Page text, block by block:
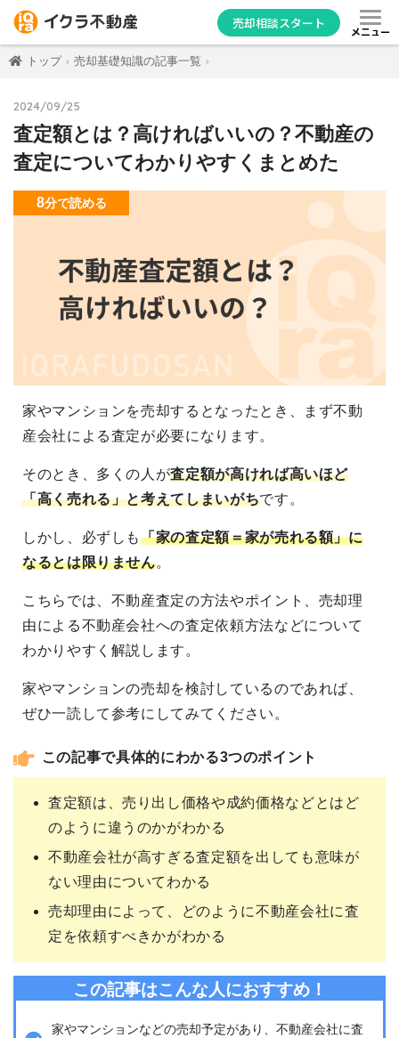
売却相談スタート
メニュー
トップ 売却基礎知識の記事一覧
2024/09/25
査定額とは？高ければいいの？不動産の
査定についてわかりやすくまとめた
8分で読める
家やマンションを売却するとなったとき、まず不動
産会社による査定が必要になります。
そのとき、多くの人が査定額が高ければ高いほど
「高く売れる」と考えてしまいがちです。
しかし、必ずしも「家の査定額＝家が売れる額」に
なるとは限りません。
こちらでは、不動産査定の方法やポイント、売却理
由による不動産会社への査定依頼方法などについて
わかりやすく解説します。
家やマンションの売却を検討しているのであれば、
ぜひ一読して参考にしてみてください。
この記事で具体的にわかる3つのポイント
査定額は、売り出し価格や成約価格などとはど
のように違うのかがわかる
不動産会社が高すぎる査定額を出しても意味が
ない理由についてわかる
売却理由によって、どのように不動産会社に査
定を依頼すべきかがわかる
この記事はこんな人におすすめ！
家やマンションなどの売却予定があり、不動産会社に査